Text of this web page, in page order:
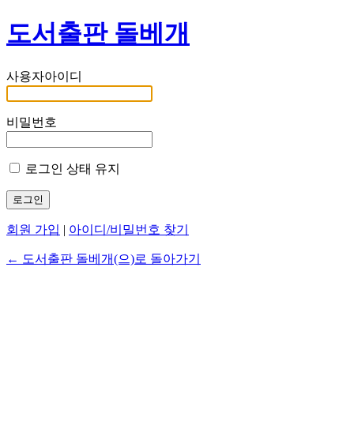
도서출판 돌베개
사용자아이디
비밀번호
로그인 상태 유지
회원 가입 | 아이디/비밀번호 찾기
← 도서출판 돌베개(으)로 돌아가기